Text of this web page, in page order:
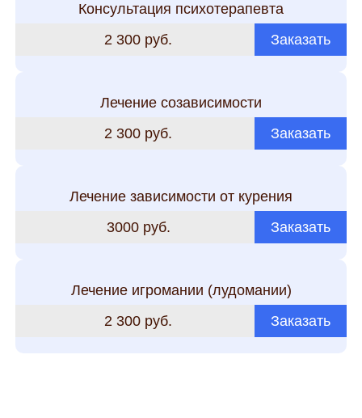
Консультация психотерапевта
2 300 руб.
Заказать
Лечение созависимости
2 300 руб.
Заказать
Лечение зависимости от курения
3000 руб.
Заказать
Лечение игромании (лудомании)
2 300 руб.
Заказать